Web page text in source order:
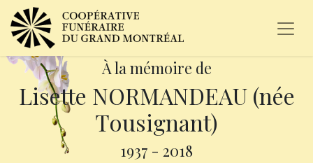
À la mémoire de
Lisette NORMANDEAU (née
Tousignant)
1937 - 2018